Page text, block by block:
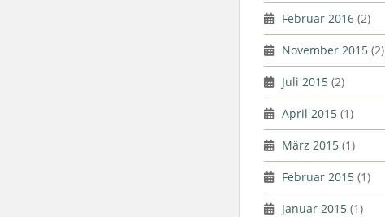
Februar 2016 (2)
November 2015 (2)
Juli 2015 (2)
April 2015 (1)
März 2015 (1)
Februar 2015 (1)
Januar 2015 (1)